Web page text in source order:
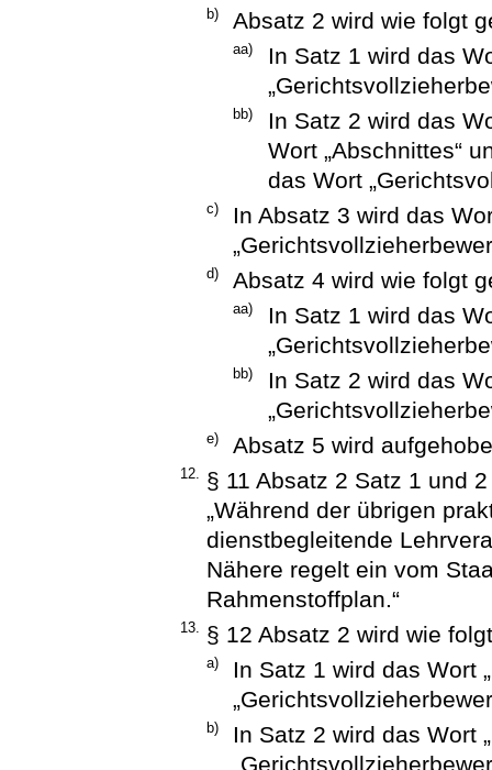
b) Absatz 2 wird wie folgt
aa)
In Satz 1 wird das
bb)
In Satz 2 wird das
Wort „Abschnittes“
das Wort
c)
In Absatz 3 wird das
d) Absatz 4 wird wie folgt
aa)
In Satz 1 wird das
bb)
In Satz 2 wird das
e) Absatz 5 wird
12.
§ 11 Absatz 2 Satz 1 und
„Während der übrigen
dienstbegleitende
Nähere regelt ein vom
Rahmenstoffplan.“
13. § 12 Absatz 2 wird wie
a)
In Satz 1 wird das Wort
b)
In Satz 2 wird das Wort